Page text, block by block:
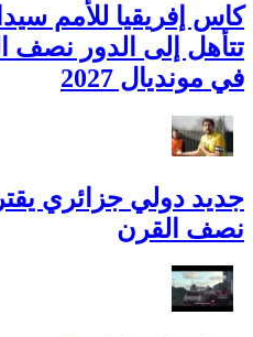
تتأهل إلى الدور نصف
في مونديال 2027
جديد دولي جزائري
نصف القرن